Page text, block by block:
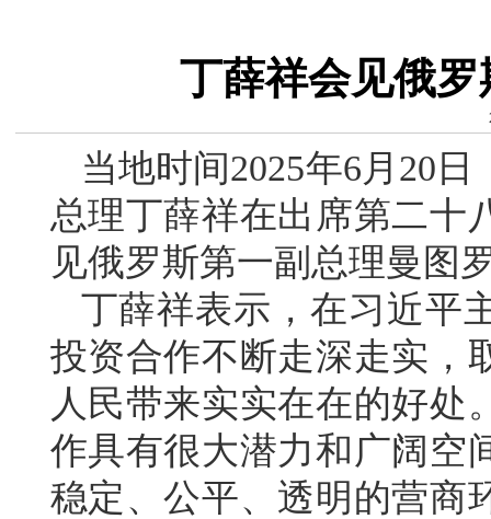
丁薛祥会见俄
当地时间2025年6月20
总理丁薛祥在出席第二十
见俄罗斯第一副总理曼图
丁薛祥表示，在习近平
投资合作不断走深走实，
人民带来实实在在的好处
作具有很大潜力和广阔空
稳定、公平、透明的营商